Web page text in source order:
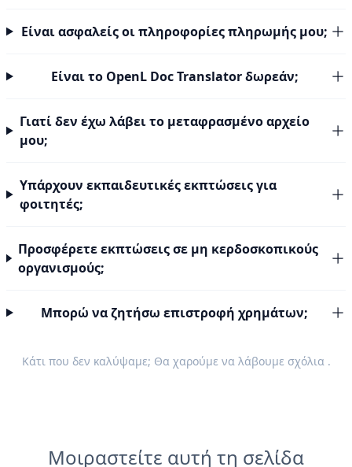
Είναι ασφαλείς οι πληροφορίες πληρωμής μου;
Είναι το OpenL Doc Translator δωρεάν;
Γιατί δεν έχω λάβει το μεταφρασμένο αρχείο
μου;
Υπάρχουν εκπαιδευτικές εκπτώσεις για
φοιτητές;
Προσφέρετε εκπτώσεις σε μη κερδοσκοπικούς
οργανισμούς;
Μπορώ να ζητήσω επιστροφή χρημάτων;
Κάτι που δεν καλύψαμε; Θα χαρούμε να λάβουμε σχόλια.
Μοιραστείτε αυτή τη σελίδα